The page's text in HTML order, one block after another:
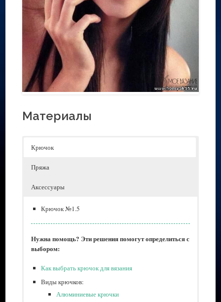
Материалы
Крючок
Пряжа
Аксессуары
Крючок №1.5
Нужна помощь? Эти решения помогут определиться с
выбором:
Как выбрать крючок для вязания
Виды крючков:
Алюминиевые крючки